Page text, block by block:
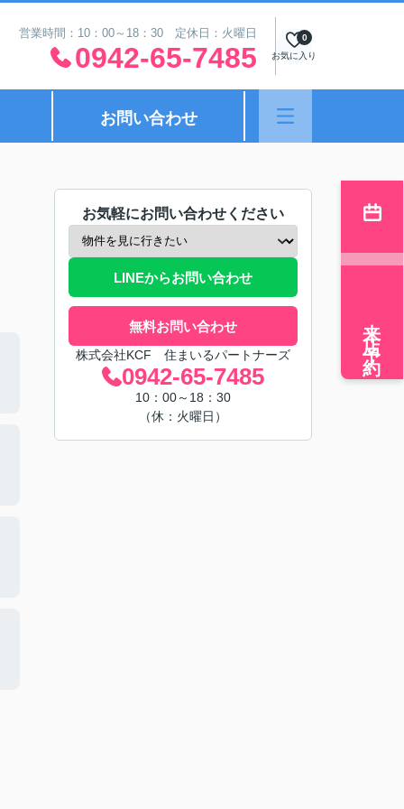
営業時間：10：00～18：30 定休日：火曜日
0942-65-7485 お気に入り
0
お問い合わせ
お気軽にお問い合わせください
LINEからお問い合わせ
無料お問い合わせ
株式会社KCF 住まいるパートナーズ
0942-65-7485
10：00～18：30
（休：火曜日）
来店予約